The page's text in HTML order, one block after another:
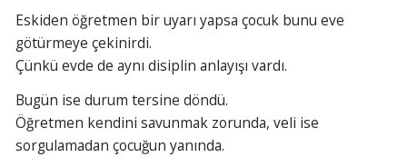
Eskiden öğretmen bir uyarı yapsa çocuk bunu eve
götürmeye çekinirdi.
Çünkü evde de aynı disiplin anlayışı vardı.
Bugün ise durum tersine döndü.
Öğretmen kendini savunmak zorunda, veli ise
sorgulamadan çocuğun yanında.